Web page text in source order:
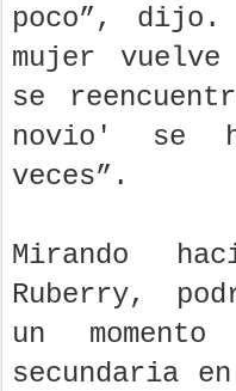
poco”,
mujer
se
novio' se
veces”.
Mirando
Ruberry,
un
secundaria